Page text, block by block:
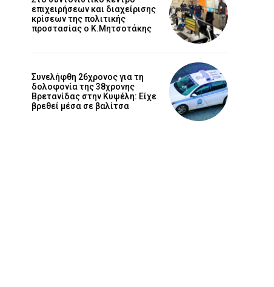
επιχειρήσεων και διαχείρισης
κρίσεων της πολιτικής
προστασίας ο Κ.Μητσοτάκης
Συνελήφθη 26χρονος για τη
δολοφονία της 38χρονης
Βρετανίδας στην Κυψέλη: Είχε
βρεθεί μέσα σε βαλίτσα